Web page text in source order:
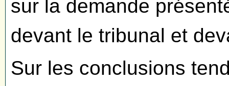
sur la demande
devant le tribunal et
Sur les conclusions